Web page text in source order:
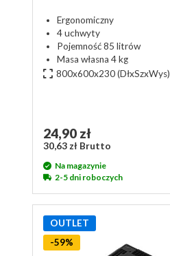
Ergonomiczny
4 uchwyty
Pojemność 85 litrów
Masa własna 4 kg
800x600x230(DłxSzxWys)
24,90 zł
30,63 zł Brutto
Na magazynie
2-5 dni roboczych
OUTLET
-59%